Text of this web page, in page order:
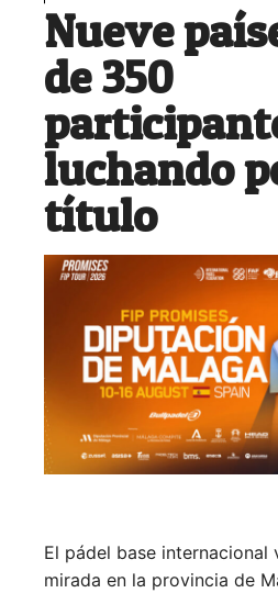
Nueve
de 350
luchando
título
El pádel base internacional
mirada en la provincia de